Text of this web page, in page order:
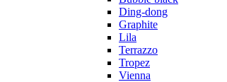
Ding-dong
Graphite
Lila
Terrazzo
Tropez
Vienna